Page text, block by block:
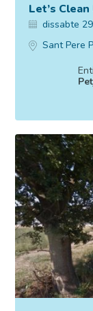
Let’s
dissabte
Sant Pere